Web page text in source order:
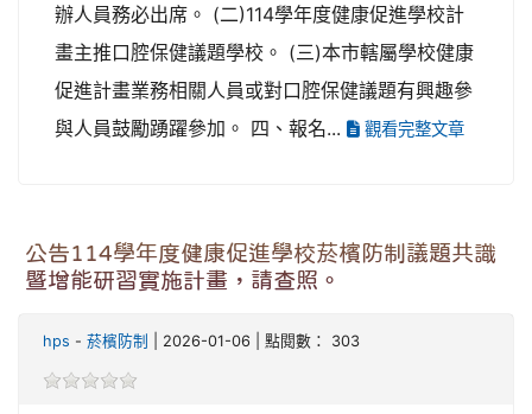
辦人員務必出席。 (二)114學年度健康促進學校計
畫主推口腔保健議題學校。 (三)本市轄屬學校健康
促進計畫業務相關人員或對口腔保健議題有興趣參
與人員鼓勵踴躍參加。 四、報名...
觀看完整文章
公告114學年度健康促進學校菸檳防制議題共識
暨增能研習實施計畫，請查照。
hps - 菸檳防制 | 2026-01-06 | 點閱數： 303